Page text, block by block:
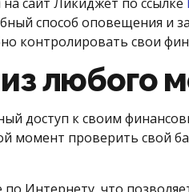
способ оповещения и
контролировать свои
любого
доступ к своим
момент проверить свой